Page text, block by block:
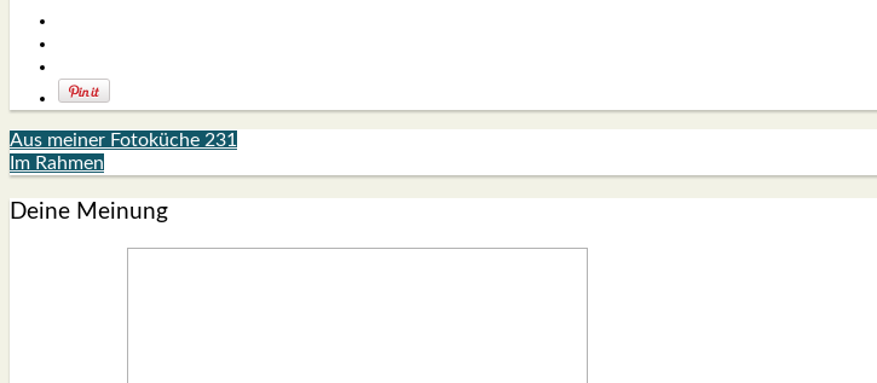
Aus meiner Fotoküche 231
Im Rahmen
Deine Meinung